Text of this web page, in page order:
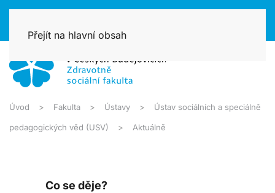
Přejít na hlavní obsah
Úvod Fakulta Ústavy Ústav sociálních a speciálně
pedagogických věd (USV) Aktuálně
Co se děje?